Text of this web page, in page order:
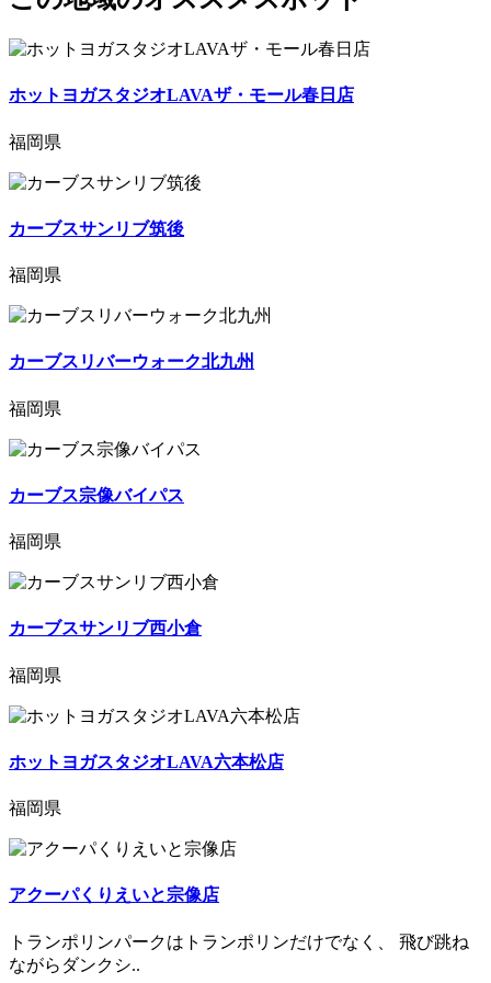
ホットヨガスタジオLAVAザ・モール春日店
福岡県
カーブスサンリブ筑後
福岡県
カーブスリバーウォーク北九州
福岡県
カーブス宗像バイパス
福岡県
カーブスサンリブ西小倉
福岡県
ホットヨガスタジオLAVA六本松店
福岡県
アクーパくりえいと宗像店
トランポリンパークはトランポリンだけでなく、 飛び跳ね
ながらダンクシ..